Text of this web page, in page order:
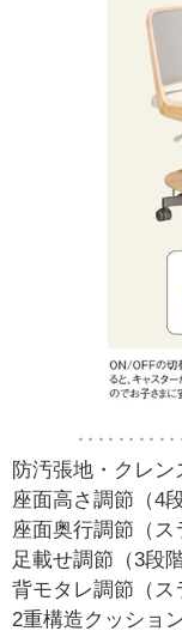
防汚張地・クレン
座面高さ調節（4段
座面奥行調節（ス
足載せ調節（3段階
背モタレ調節（ス
2重構造クッショ